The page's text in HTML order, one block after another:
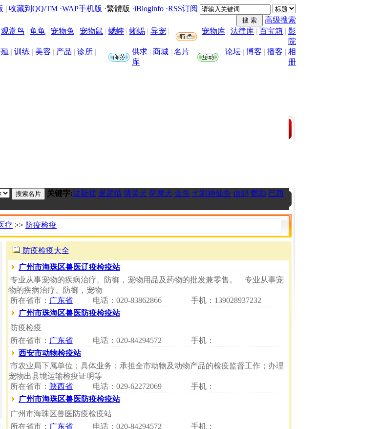
| 收藏到QQ/TM ·WAP手机版 ·繁體版 ·iBloginfo ·RSS订阅
高级搜索
观赏鸟 | 龟龟 | 宠物兔 | 宠物鼠 | 蟋蟀 | 蜥蜴 | 异宠 |
宠物库 | 法律库 | 百宝箱 | 影
院
| 训练 | 美容 | 产品 | 诊所 |
供求 | 商城 | 名片
库
论坛 | 博客 | 播客 | 相
册
关键字:波斯猫 暹逻猫 博美犬 萨摩犬 金鱼 七彩神仙鱼 信鸽 鹦鹉 巴西
疗 >> 防疫检疫
防疫检疫大全
广州市海珠区兽医辽疫检疫站
专业从事宠物的疾病治疗、防御，宠物用品及药物的批发兼零售。 专业从事宠
物的疾病治疗、防御，宠物
所在省市： 广东省 电话：020-83862866
手机：139028937232
广州市珠海区兽医防疫检疫站
防疫检疫
所在省市： 广东省 电话：020-84294572
手机：
西安市动物检疫站
市农业局下属单位；具体业务：承担全市动物及动物产品的检疫监督工作；办理
宠物出县境运输检疫证明等
所在省市： 陕西省 电话：029-62272069
手机：
广州市海珠区兽医防疫检疫站
广州市海珠区兽医防疫检疫站
所在省市： 广东省 电话：020-84294572
手机：